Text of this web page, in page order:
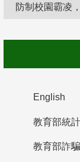
防制校園霸凌
English
教育部詐